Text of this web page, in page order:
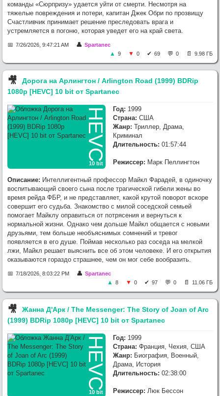
команды «Сюрпризу» удается уйти от смерти. Несмотря на
тяжелые повреждения и потери, капитан Джек Обри по прозвищу
Счастливчик принимает решение преследовать врага и
устремляется в погоню, которая уведет его на край света.
7/26/2026, 9:47:21 AM
Spartanec
9
0 69 0 9.98 ГБ
🎥︎
Дорога на Арлингтон / Arlington Road (1999) BDRip
1080p [HEVC] 10 bit от Spartanec
HEVC
10 bit
Год: 1999
Страна: США
Жанр: Триллер, Драма,
Криминал
Длительность: 01:57:44
Режиссер: Марк Пеллингтон
Описание: Интеллигентный профессор Майкл Фарадей, в одиночку
воспитывающий своего сына после трагической гибели жены во
время рейда ФБР, и не представляет, какой крутой поворот вскоре
совершит его судьба. Знакомство с милой соседской семьей
помогает Майклу оправиться от потрясения и вернуться к
нормальной жизни. Однако чем дольше Майкл общается с новыми
друзьями, тем больше необъяснимых сомнений и тревог
появляется в его душе. Поймав несколько раз соседа на мелкой
лжи, Майкл решает выяснить все об этом человеке. И его открытия
оказываются гораздо страшнее, чем он мог себе вообразить.
7/18/2026, 8:03:22 PM
Spartanec
8
0 97 0 11.06 ГБ
🎥︎
Жанна Д'Арк / The Messenger: The Story of Joan of Arc
(1999) BDRip 1080p [HEVC] 10 bit от Spartanec
HEVC
10 bit
Год: 1999
Страна: Франция, Чехия, США
Жанр: Биография, Военный,
Драма, История
Длительность: 02:38:00
Режиссер: Люк Бессон